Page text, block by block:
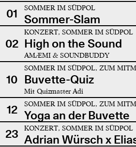
01 SOMMER IM SÜDPOL
Sommer-Slam
02
KONZERT, SOMMER IM SÜDPOL
High on the Sound
AMÆMI & SOUNDBUDDY
10
SOMMER IM SÜDPOL, ZUM
Buvette-Quiz
Mit Quizmaster Adi
12 SOMMER IM SÜDPOL, ZUM
Yoga an der Buvette
23
KONZERT, SOMMER IM SÜDPOL
Adrian Würsch x